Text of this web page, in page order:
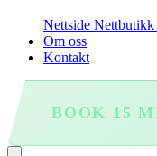
Nettside Nettbutikk
Om oss
Kontakt
BOOK 15